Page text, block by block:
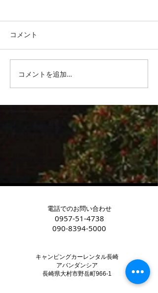
中古キャンピングカー購
入後のお悩み
コメント
コメントを追加…
電話でのお問い合わせ
0957-51-4738
090-8394-5000
キャンピングカーレンタル長崎
アバンダンシア
長崎県大村市野岳町966-1